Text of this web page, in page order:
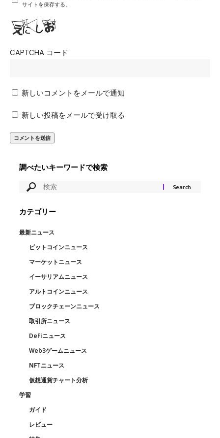
サイトを保存する。
CAPTCHA コード
新しいコメントをメールで通知
新しい投稿をメールで受け取る
調べたいキーワードで検索
カテゴリー
最新ニュース
ビットコインニュース
マーケットニュース
イーサリアムニュース
アルトコインニュース
ブロックチェーンニュース
取引所ニュース
DeFiニュース
Web3ゲームニュース
NFTニュース
仮想通貨チャート分析
学習
ガイド
レビュー